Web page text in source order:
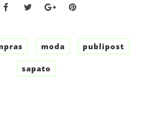
moda publipost
sapato